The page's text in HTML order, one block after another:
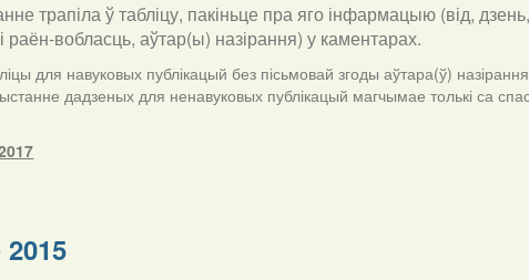
трапіла ў табліцу, пакіньце пра яго інфармацыю (від,
вобласць, аўтар(ы) назірання) у каментарах.
для навуковых публікацый без пісьмовай згоды аўтара(ў)
дадзеных для ненавуковых публікацый магчымае толькі са